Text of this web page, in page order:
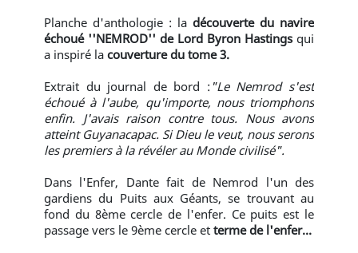
Planche d'anthologie : la découverte du navire
échoué ''NEMROD'' de Lord Byron Hastings qui
a inspiré la couverture du tome 3.
Extrait du journal de bord : "Le Nemrod s'est
échoué à l'aube, qu'importe, nous triomphons
enfin. J'avais raison contre tous. Nous avons
atteint Guyanacapac. Si Dieu le veut, nous serons
les premiers à la révéler au Monde civilisé".
Dans l'Enfer, Dante fait de Nemrod l'un des
gardiens du Puits aux Géants, se trouvant au
fond du 8ème cercle de l'enfer. Ce puits est le
passage vers le 9ème cercle et terme de l'enfer...